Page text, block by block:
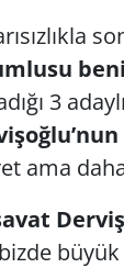
3
ama